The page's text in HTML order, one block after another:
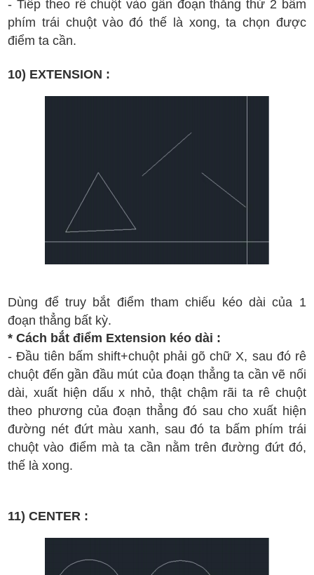
- Tiếp theo rê chuột vào gần đoạn thẳng thứ 2 bấm
phím trái chuột vàođó thế l à xong, ta chọn được
điểm ta cần.
10) EXTENSION :
Dùng để truy bắt điểm tham chiếu kéo dài của 1
đoạn thẳng bất kỳ.
* Cách bắtđiểm Extension kéo dài :
-Đầu tiên bấm shift+chuột phải gõ chữX, sau đó rê
chuột đến gần đầu mút củađoạn thẳng ta cần vẽ nối
dài, xuất hiện dấu x nhỏ, thật chậm rãi ta rê chuột
theo phương củađoạn thẳngđó sau cho xuất hiện
đường nét đứt màu xanh, sauđó ta bấm phím trái
chuột vào điểm mà ta cần nằm trênđường đứt đó,
thế là xong.
11) CENTER :